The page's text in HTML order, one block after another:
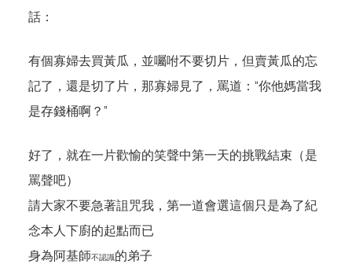
話：
有個寡婦去買黃瓜，並囑咐不要切片，但賣黃瓜的忘
記了，還是切了片，那寡婦見了，罵道：“你他媽當我
是存錢桶啊？”
好了，就在一片歡愉的笑聲中第一天的挑戰結束（是
罵聲吧）
請大家不要急著詛咒我，第一道會選這個只是為了紀
念本人下廚的起點而已
身為阿基師不認識的弟子